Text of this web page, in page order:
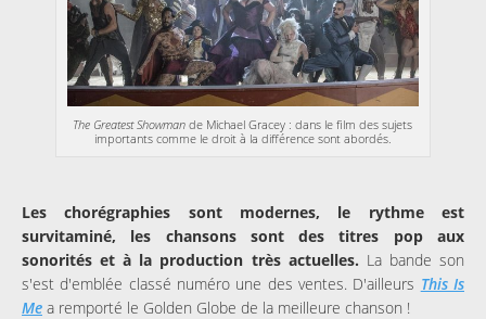
The Greatest Showman de Michael Gracey : dans le film des sujets
importants comme le droit à la différence sont abordés.
Les chorégraphies sont modernes, le rythme est
survitaminé, les chansons sont des titres pop aux
sonorités et à la production très actuelles. La bande son
s'est d'emblée classé numéro une des ventes. D'ailleurs This Is
Me a remporté le Golden Globe de la meilleure chanson !